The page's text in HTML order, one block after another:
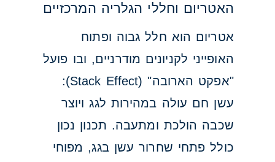
האטריום וחללי הגלריה המרכזיים
אטריום הוא חלל גבוה ופתוח
האופייני לקניונים מודרניים, ובו פועל
"אפקט הארובה" (Stack Effect):
עשן חם עולה במהירות לגג ויוצר
שכבה הולכת ומתעבה. תכנון נכון
כולל פתחי שחרור עשן בגג, מפוחי